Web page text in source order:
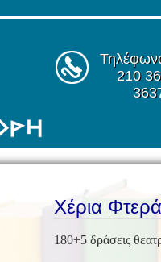
210
Χέρια Φτερά
180+5 δράσεις